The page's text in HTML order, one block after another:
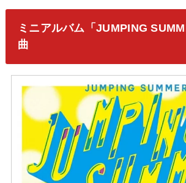
ミニアルバム「JUMPING
曲